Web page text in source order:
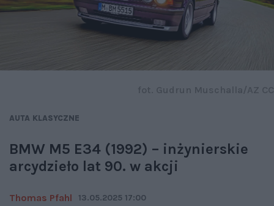
AUTA KLASYCZNE
BMW M5 E34 (1992) – inżynierskie
arcydzieło lat 90. w akcji
Thomas Pfahl 13.05.2025 17:00